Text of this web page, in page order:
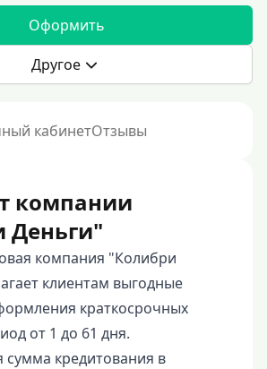
Оформить
Другое
кабинетОтзывы
компании
Деньги"
компания "Колибри
клиентам выгодные
краткосрочных
от 1 до 61 дня.
кредитования в